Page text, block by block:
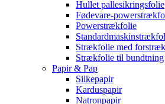
Hullet pallesikringsfolie
Fødevare-
Powerstrækfolie
Strækfolie med forstræk
Strækfolie til bundtning
Papir & Pap
Silkepapir
Karduspapir
Natronpapir